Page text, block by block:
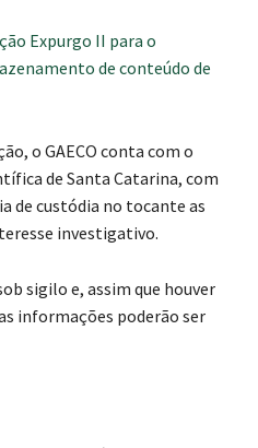
Expurgo II para o
de conteúdo de
o GAECO conta com o
de Santa Catarina, com
de custódia no tocante as
investigativo.
sigilo e, assim que houver
informações poderão ser